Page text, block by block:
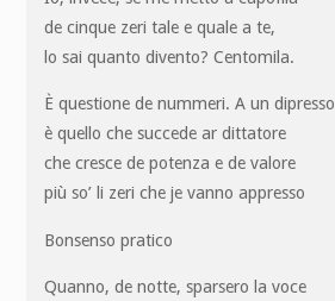
de cinque zeri tale e quale a te,
lo sai quanto divento? Centomila.
È questione de nummeri. A un dipresso
è quello che succede ar dittatore
che cresce de potenza e de valore
più so’ li zeri che je vanno appresso
Bonsenso pratico
Quanno, de notte, sparsero la voce